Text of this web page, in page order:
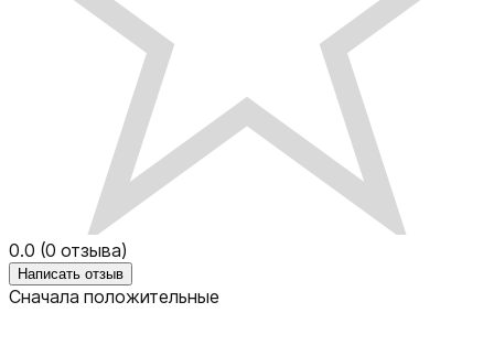
0.0 (0 отзыва)
Написать отзыв
Сначала положительные